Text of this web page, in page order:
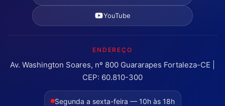
YouTube
ENDEREÇO
Av. Washington Soares, nº 800 Guararapes Fortaleza-CE |
CEP: 60.810-300
Segunda a sexta-feira — 10h às 18h